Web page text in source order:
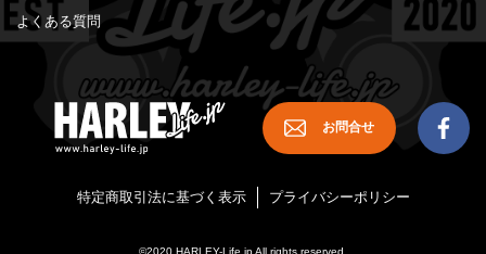
よくある質問
お問合せ
特定商取引法に基づく表示 プライバシーポリシー
©2020 HARLEY-Life.jp All rights reserved.